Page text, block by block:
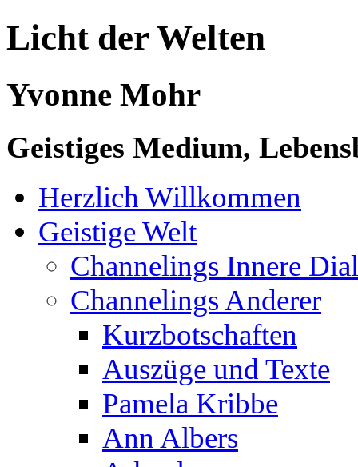
Licht der Welten
Yvonne Mohr
Geistiges Medium,
Herzlich Willkommen
Geistige Welt
Channelings Innere
Channelings Anderer
Kurzbotschaften
Auszüge und Texte
Pamela Kribbe
Ann Albers